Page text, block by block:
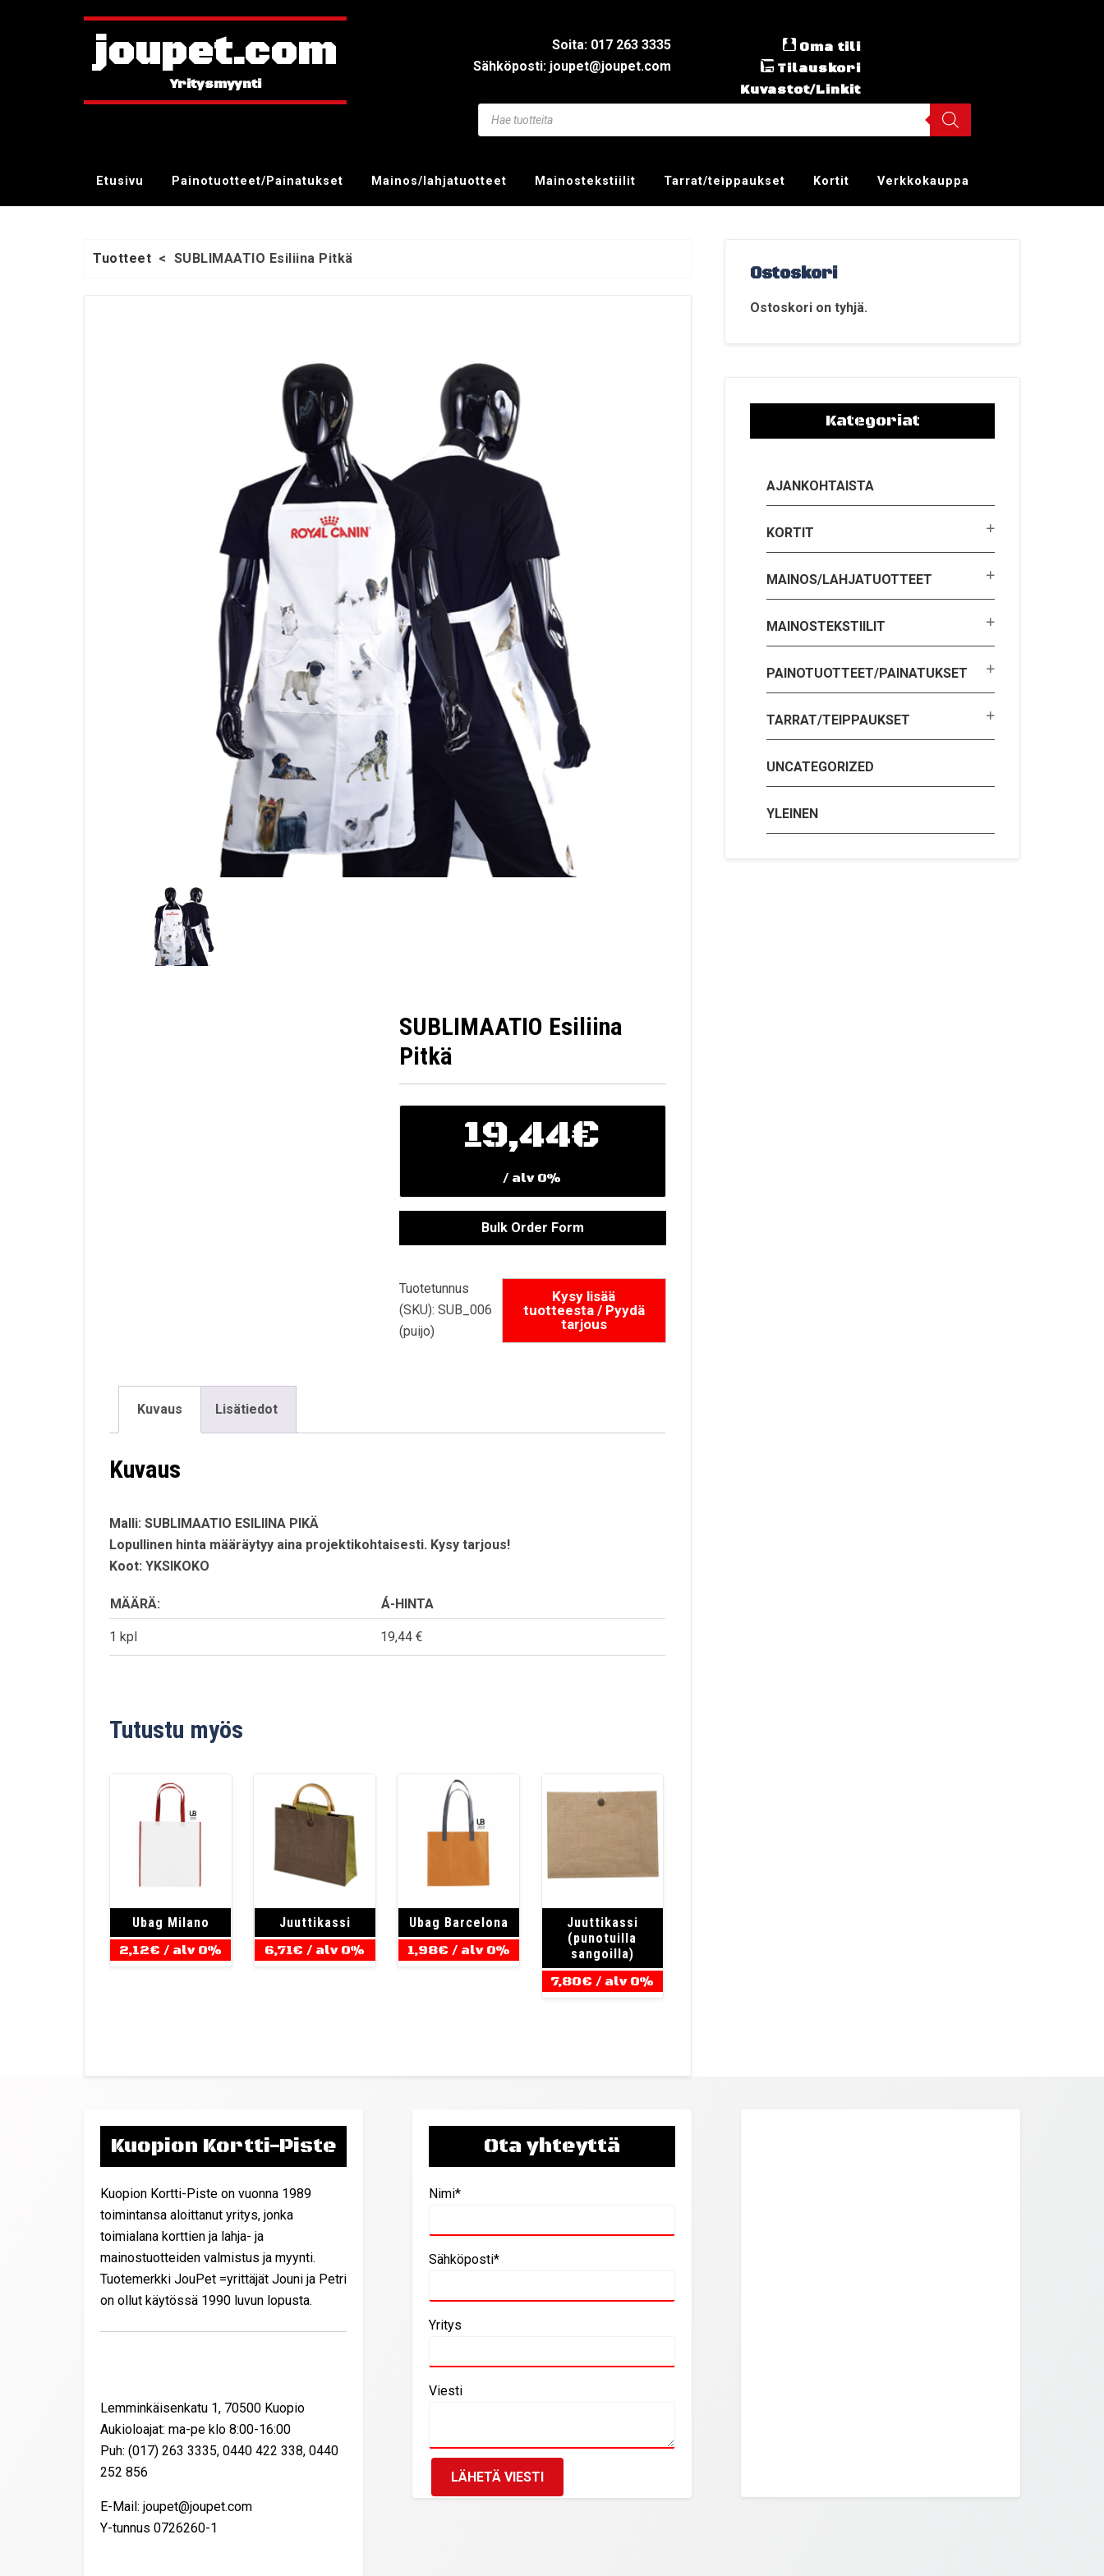
joupet.com
Soita: 017 263 3335
Sähköposti: joupet@joupet.com
Oma tili
Tilauskori
Kuvastot/Linkit
Etusivu Painotuotteet/Painatukset Mainos/lahjatuotteet Mainostekstiilit Tarrat/teippaukset Kortit Verkkokauppa
Tuotteet < SUBLIMAATIO Esiliina Pitkä
SUBLIMAATIO Esiliina
Pitkä
19,44€
/ alv 0%
Tuotetunnus
(SKU): SUB_006
(puijo)
Kuvaus Lisätiedot
Kuvaus
Malli: SUBLIMAATIO ESILIINA PIKÄ
Lopullinen hinta määräytyy aina projektikohtaisesti. Kysy tarjous!
Koot: YKSIKOKO
MÄÄRÄ: Á-HINTA
1 kpl 19,44 €
Tutustu myös
Ubag Milano
2,12€ / alv 0%
Juuttikassi
6,71€ / alv 0%
Ubag Barcelona
1,98€ / alv 0%
Juuttikassi
(punotuilla
sangoilla)
7,80€ / alv 0%
Ostoskori
Ostoskori on tyhjä.
Kategoriat
AJANKOHTAISTA
KORTIT
MAINOS/LAHJATUOTTEET
MAINOSTEKSTIILIT
PAINOTUOTTEET/PAINATUKSET
TARRAT/TEIPPAUKSET
UNCATEGORIZED
YLEINEN
Kuopion Kortti-Piste
Kuopion Kortti-Piste on vuonna 1989
toimintansa aloittanut yritys, jonka
toimialana korttien ja lahja- ja
mainostuotteiden valmistus ja myynti.
Tuotemerkki JouPet =yrittäjät Jouni ja Petri
on ollut käytössä 1990 luvun lopusta.
Lemminkäisenkatu 1, 70500 Kuopio
Aukioloajat: ma-pe klo 8:00-16:00
Puh: (017) 263 3335, 0440 422 338, 0440
252 856
E-Mail: joupet@joupet.com
Y-tunnus 0726260-1
Ota yhteyttä
Nimi*
Sähköposti*
Yritys
Viesti